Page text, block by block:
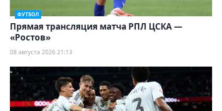
ФУТБОЛ
Прямая трансляция матча РПЛ ЦСКА —
«Ростов»
08 августа 2026 21:13